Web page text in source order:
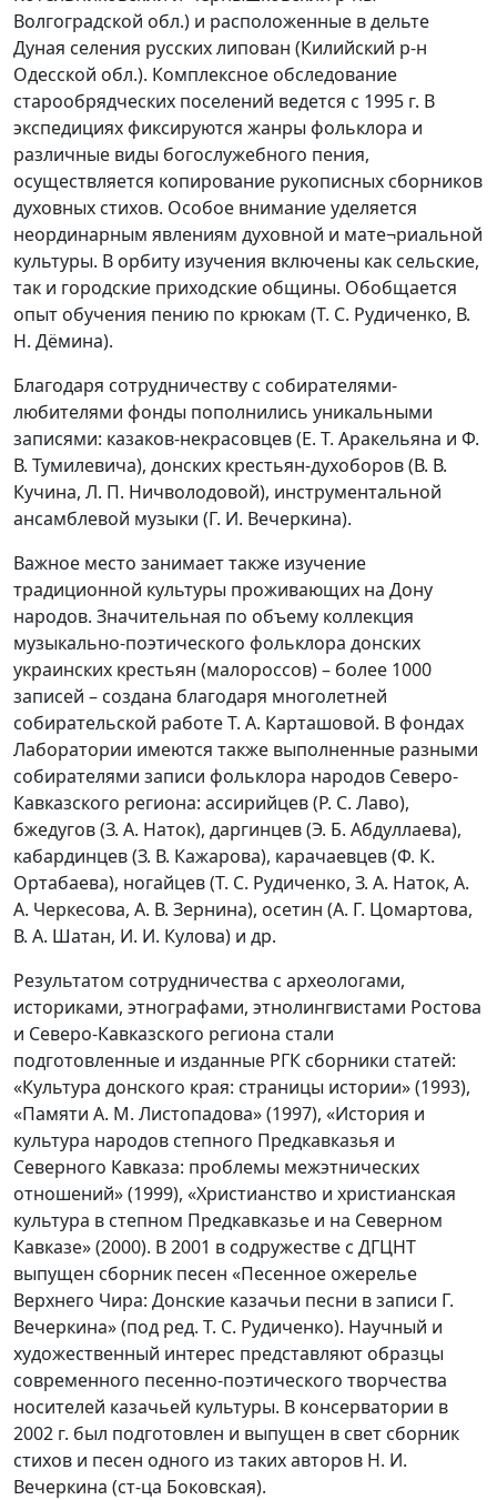
Волгоградской обл.) и расположенные в дельте
Дуная селения русских липован (Килийский р-н
Одесской обл.). Комплексное обследование
старообрядческих поселений ведется с 1995 г. В
экспедициях фиксируются жанры фольклора и
различные виды богослужебного пения,
осуществляется копирование рукописных сборников
духовных стихов. Особое внимание уделяется
неординарным явлениям духовной и мате¬риальной
культуры. В орбиту изучения включены как сельские,
так и городские приходские общины. Обобщается
опыт обучения пению по крюкам (Т. С. Рудиченко, В.
Н. Дёмина).
Благодаря сотрудничеству с собирателями-
любителями фонды пополнились уникальными
записями: казаков-некрасовцев (Е. Т. Аракельяна и Ф.
В. Тумилевича), донских крестьян-духоборов (В. В.
Кучина, Л. П. Ничволодовой), инструментальной
ансамблевой музыки (Г. И. Вечеркина).
Важное место занимает также изучение
традиционной культуры проживающих на Дону
народов. Значительная по объему коллекция
музыкально-поэтического фольклора донских
украинских крестьян (малороссов) – более 1000
записей – создана благодаря многолетней
собирательской работе Т. А. Карташовой. В фондах
Лаборатории имеются также выполненные разными
собирателями записи фольклора народов Северо-
Кавказского региона: ассирийцев (Р. С. Лаво),
бжедугов (З. А. Наток), даргинцев (Э. Б. Абдуллаева),
кабардинцев (З. В. Кажарова), карачаевцев (Ф. К.
Ортабаева), ногайцев (Т. С. Рудиченко, З. А. Наток, А.
А. Черкесова, А. В. Зернина), осетин (А. Г. Цомартова,
В. А. Шатан, И. И. Кулова) и др.
Результатом сотрудничества с археологами,
историками, этнографами, этнолингвистами Ростова
и Северо-Кавказского региона стали
подготовленные и изданные РГК сборники статей:
«Культура донского края: страницы истории» (1993),
«Памяти А. М. Листопадова» (1997), «История и
культура народов степного Предкавказья и
Северного Кавказа: проблемы межэтнических
отношений» (1999), «Христианство и христианская
культура в степном Предкавказье и на Северном
Кавказе» (2000). В 2001 в содружестве с ДГЦНТ
выпущен сборник песен «Песенное ожерелье
Верхнего Чира: Донские казачьи песни в записи Г.
Вечеркина» (под ред. Т. С. Рудиченко). Научный и
художественный интерес представляют образцы
современного песенно-поэтического творчества
носителей казачьей культуры. В консерватории в
2002 г. был подготовлен и выпущен в свет сборник
стихов и песен одного из таких авторов Н. И.
Вечеркина (ст-ца Боковская).